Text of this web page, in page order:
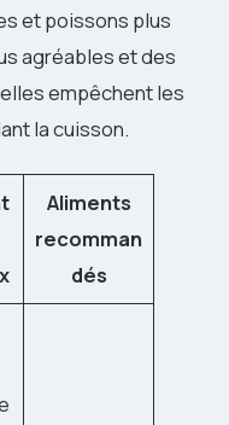
et poissons plus
agréables et des
empêchent les
la cuisson.
Aliments
recomman
dés